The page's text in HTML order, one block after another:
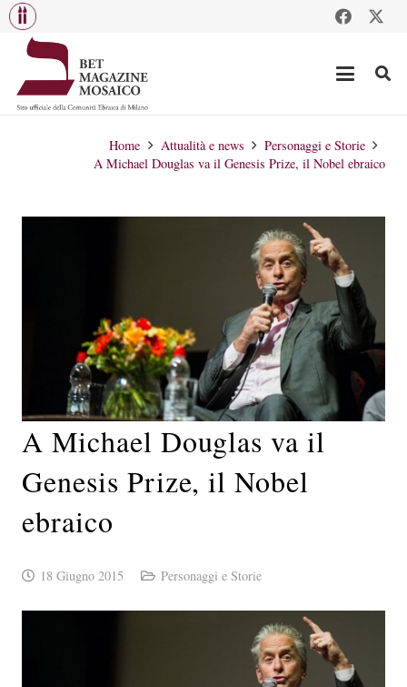
Home Attualità e news
Personaggi e Storie
A Michael Douglas va il Genesis Prize, il Nobel ebraico
A Michael Douglas va il
Genesis Prize, il Nobel
ebraico
18 Giugno 2015 Personaggi e Storie